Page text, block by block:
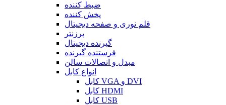
ضبط کننده
پخش کننده
قلم نوری و صفحه دیجیتال
پرزنتر
گیرنده دیجیتال
فرستنده گیرنده
مبدل و اتصالات سالن
انواع کابل
کابل VGA و DVI
کابل HDMI
کابل USB